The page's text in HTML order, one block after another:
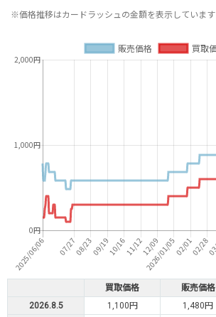
※価格推移はカードラッシュの金額を表示しています
買取価格 販売価格
2026.8.5
1,100円 1,480円